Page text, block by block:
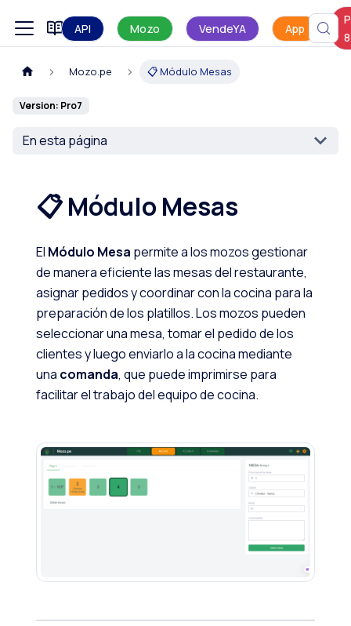
Manual de uso
API Mozo VendeYA App
8
Mozo.pe 📋 Módulo Mesas
Version: Pro7
En esta página
📋 Módulo Mesas
El Módulo Mesa permite a los mozos gestionar
de manera eficiente las mesas del restaurante,
asignar pedidos y coordinar con la cocina para la
preparación de los platillos. Los mozos pueden
seleccionar una mesa, tomar el pedido de los
clientes y luego enviarlo a la cocina mediante
una comanda, que puede imprimirse para
facilitar el trabajo del equipo de cocina.